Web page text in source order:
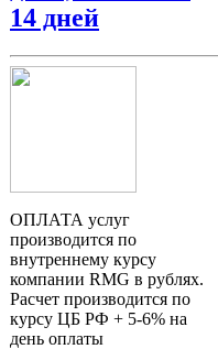
14 дней
ОПЛАТА услуг
производится по
внутреннему курсу
компании RMG в рублях.
Расчет производится по
курсу ЦБ РФ + 5-6% на
день оплаты